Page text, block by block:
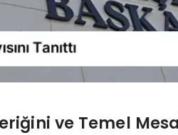
ve Temel